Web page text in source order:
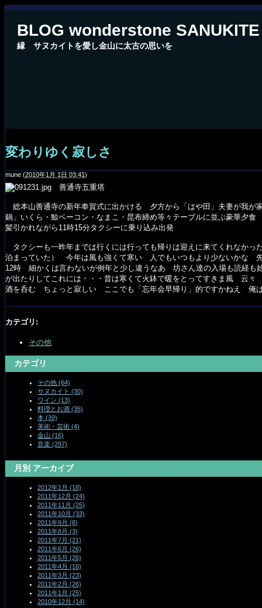
BLOG wonderstone SANUKITE
縁 サヌカイトを愛し金山に太古の思いを
変わりゆく寂しさ
mune (2010年1月 1日 03:41)
善通寺五重塔
総本山善通寺の新年奉賀式に出かける 夕方から「はや田」夫妻が我
鍋」いくら・鯨ベーコン・なまこ・昆布締め等々テーブルに並ぶ豪華夕
髪引かれながら11時15分タクシーに乗り込み出発
タクシーも一昨年までは行くには行っても帰りは迎えに来てくれなか
泊まっていた） 今年は風も強くて寒い 人でもいつもより少ないかな
12時 細かくは言わないが例年と少し違うなあ 坊さん達の入場も読経
が出たりしてこれには・・・昔は寒くて火鉢で暖をとってすきま風 云
酒を呑む ちょっと寂しい ここでも「忘年会早帰り」的ですかねえ 俺
カテゴリ :
その他
カテゴリ
その他 (64)
サヌカイト (30)
ワイン (13)
料理とお酒 (35)
本 (39)
美術・芸術 (4)
金山 (16)
音楽 (297)
月別アーカイブ
2012年1月 (18)
2011年12月 (24)
2011年11月 (25)
2011年10月 (33)
2011年9月 (8)
2011年8月 (3)
2011年7月 (21)
2011年6月 (26)
2011年5月 (26)
2011年4月 (16)
2011年3月 (23)
2011年2月 (26)
2011年1月 (25)
2010年12月 (14)